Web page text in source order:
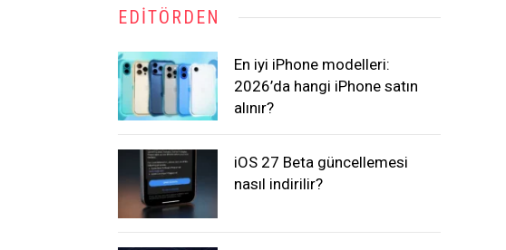
EDITÖRDEN
En iyi iPhone modelleri:
2026’da hangi iPhone satın
alınır?
iOS 27 Beta güncellemesi
nasıl indirilir?